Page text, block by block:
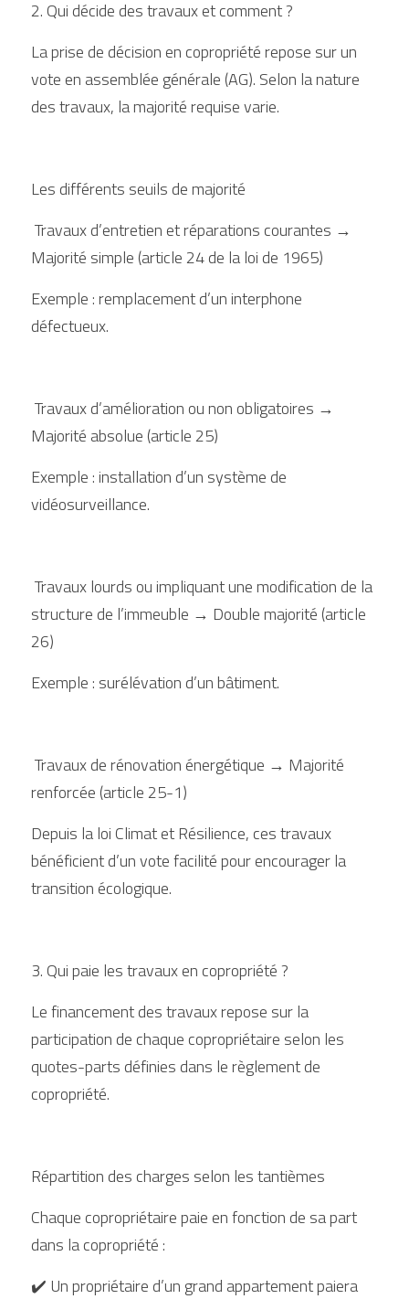
2. Qui décide des travaux et comment ?
La prise de décision en copropriété repose sur un
vote en assemblée générale (AG). Selon la nature
des travaux, la majorité requise varie.
Les différents seuils de majorité
Majorité simple (article 24 de la loi de 1965)
Exemple : remplacement d’un interphone
défectueux.
Majorité absolue (article 25)
Exemple : installation d’un système de
vidéosurveillance.
structure de l’immeuble → Double majorité (article
26)
Exemple : surélévation d’un bâtiment.
renforcée (article 25-1)
Depuis la loi Climat et Résilience, ces travaux
bénéficient d’un vote facilité pour encourager la
transition écologique.
3. Qui paie les travaux en copropriété ?
Le financement des travaux repose sur la
participation de chaque copropriétaire selon les
quotes-parts définies dans le règlement de
copropriété.
Répartition des charges selon les tantièmes
Chaque copropriétaire paie en fonction de sa part
dans la copropriété :
✔️ Un propriétaire d’un grand appartement paiera